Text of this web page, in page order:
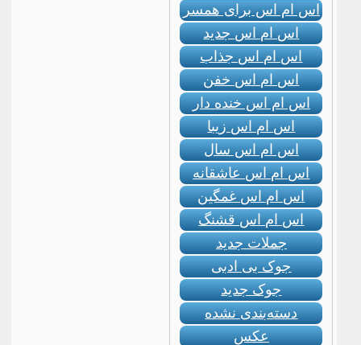
اس ام اس برای همسر
اس ام اس جدید
اس ام اس جذاب
اس ام اس خفن
اس ام اس خنده دار
اس ام اس زیبا
اس ام اس سال
اس ام اس عاشقانه
اس ام اس غمگین
اس ام اس قشنگ
جملات جدید
جوک بی ادبی
جوک جدید
دسته‌بندی نشده
عکس